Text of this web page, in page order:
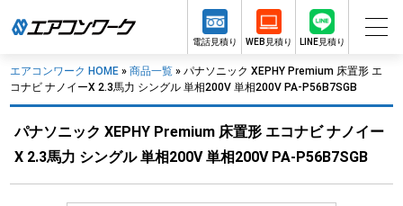
電話見積り WEB見積り LINE見積り
エアコンワーク HOME » 商品一覧 » パナソニック XEPHY Premium 床置形 エ
コナビ ナノイーX 2.3馬力 シングル 単相200V 単相200V PA-P56B7SGB
パナソニック XEPHY Premium 床置形 エコナビ ナノイー
X 2.3馬力 シングル 単相200V 単相200V PA-P56B7SGB